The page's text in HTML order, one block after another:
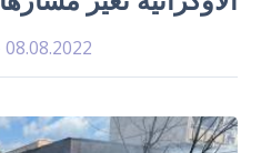
08.08.2022 - 12:07